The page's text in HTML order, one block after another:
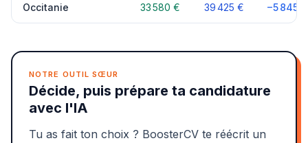
Occitanie 33 580 € 39 425 € −5 845 €
NOTRE OUTIL SŒUR
Décide, puis prépare ta candidature
avec l'IA
Tu as fait ton choix ? BoosterCV te réécrit un